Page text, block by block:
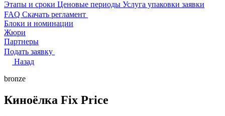
Этапы и сроки Ценовые периоды Услуга упаковки заявки
FAQ Скачать регламент
Блоки и номинации
Жюри
Партнеры
Подать заявку
Назад
bronze
Киноёлка Fix Price